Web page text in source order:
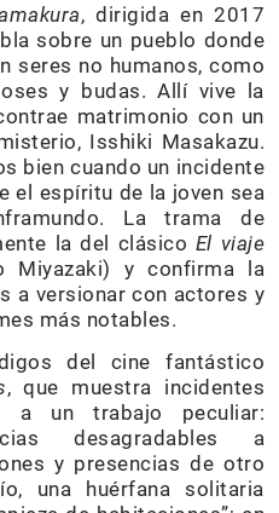
, dirigida en 2017
sobre un pueblo donde
seres no humanos, como
y budas. Allí vive la
matrimonio con un
Isshiki Masakazu.
bien cuando un incidente
el espíritu de la joven sea
La trama de
la del clásico El viaje
Miyazaki) y confirma la
a versionar con actores y
más notables.
del cine fantástico
, que muestra incidentes
a un trabajo peculiar:
desagradables a
y presencias de otro
una huérfana solitaria